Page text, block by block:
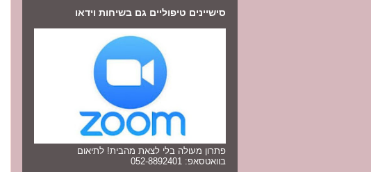
סישיינים טיפוליים גם בשיחות וידאו
פתרון מעולה בלי לצאת מהבית! לתיאום
בוואטסאפ: 052-8892401